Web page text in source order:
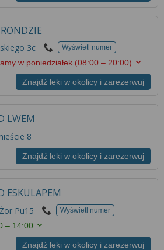
3c Wyświetl numer
w poniedziałek (08:00 – 20:00)
Znajdź leki w okolicy i zarezerwuj
LWEM
8
Znajdź leki w okolicy i zarezerwuj
ESKULAPEM
Pu15 Wyświetl numer
– 14:00
Znajdź leki w okolicy i zarezerwuj
temat wykorzystywania
Serwisu